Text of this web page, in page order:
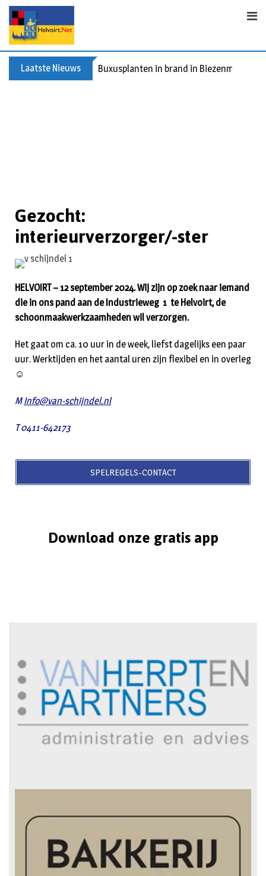
Laatste Nieuws Buxusplanten in brand in Biezenmortel,
Gezocht:
interieurverzorger/-ster
HELVOIRT – 12 september 2024. Wij zijn op zoek naar iemand
die in ons pand aan de Industrieweg 1 te Helvoirt, de
schoonmaakwerkzaamheden wil verzorgen.
Het gaat om ca. 10 uur in de week, liefst dagelijks een paar
uur. Werktijden en het aantal uren zijn flexibel en in overleg
☺
MInfo@van-schijndel.nl
T 0411-642173
SPELREGELS-CONTACT
Download onze gratis app